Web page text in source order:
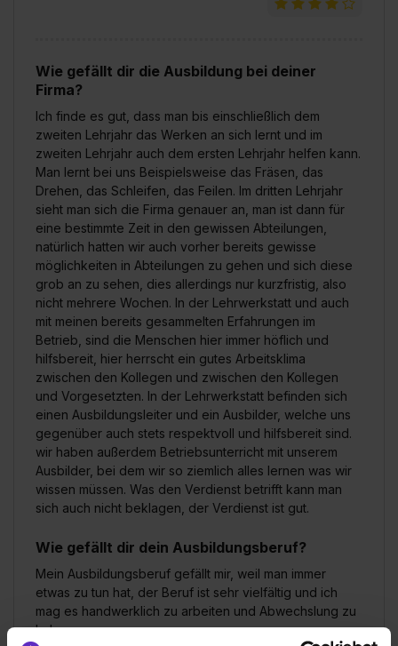
Wie gefällt dir die Ausbildung bei deiner
Firma?
Ich finde es gut, dass man bis einschließlich dem
zweiten Lehrjahr das Werken an sich lernt und im
zweiten Lehrjahr auch dem ersten Lehrjahr helfen kann.
Man lernt bei uns Beispielsweise das Fräsen, das
Drehen, das Schleifen, das Feilen. Im dritten Lehrjahr
sieht man sich die Firma genauer an, man ist dann für
eine bestimmte Zeit in den gewissen Abteilungen,
natürlich hatten wir auch vorher bereits gewisse
möglichkeiten in Abteilungen zu gehen und sich diese
grob an zu sehen, dies allerdings nur kurzfristig, also
nicht mehrere Wochen. In der Lehrwerkstatt und auch
mit meinen bereits gesammelten Erfahrungen im
Betrieb, sind die Menschen hier immer höflich und
hilfsbereit, hier herrscht ein gutes Arbeitsklima
zwischen den Kollegen und zwischen den Kollegen
und Vorgesetzten. In der Lehrwerkstatt befinden sich
einen Ausbildungsleiter und ein Ausbilder, welche uns
gegenüber auch stets respektvoll und hilfsbereit sind.
wir haben außerdem Betriebsunterricht mit unserem
Ausbilder, bei dem wir so ziemlich alles lernen was wir
wissen müssen. Was den Verdienst betrifft kann man
sich auch nicht beklagen, der Verdienst ist gut.
Wie gefällt dir dein Ausbildungsberuf?
Mein Ausbildungsberuf gefällt mir, weil man immer
etwas zu tun hat, der Beruf ist sehr vielfältig und ich
mag es handwerklich zu arbeiten und Abwechslung zu
haben.